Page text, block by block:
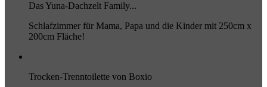
Das Yuna-Dachzelt Family...
Schlafzimmer für Mama, Papa und die Kinder mit 250cm x
200cm Fläche!
Trocken-Trenntoilette von Boxio